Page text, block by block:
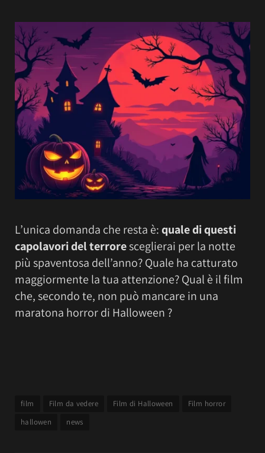
L’unica domanda che resta è:quale di questi
capolavori del terroresceglierai per la notte
più spaventosa dell’anno? Quale ha catturato
maggiormente la tua attenzione? Qual è il film
che, secondo te, non può mancare in una
maratona horror di Halloween ?
film Film da vedere Film di Halloween
Film horror
hallowen
news